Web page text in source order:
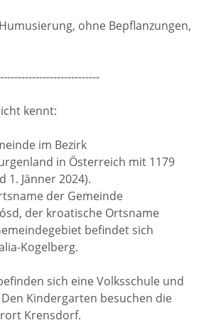
ohne Bepflanzungen,
kennt:
im Bezirk
in Österreich mit 1179
1. Jänner 2024).
der Gemeinde
der kroatische Ortsname
befindet sich
Kogelberg.
sich eine Volksschule und
Kindergarten besuchen die
Krensdorf.